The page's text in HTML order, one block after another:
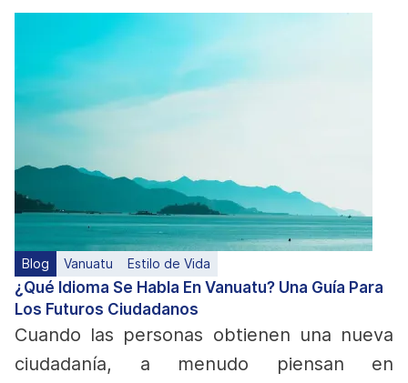
Blog Vanuatu Estilo de Vida
¿Qué Idioma Se Habla En Vanuatu? Una Guía Para
Los Futuros Ciudadanos
Cuando las personas obtienen una nueva
ciudadanía, a menudo piensan en